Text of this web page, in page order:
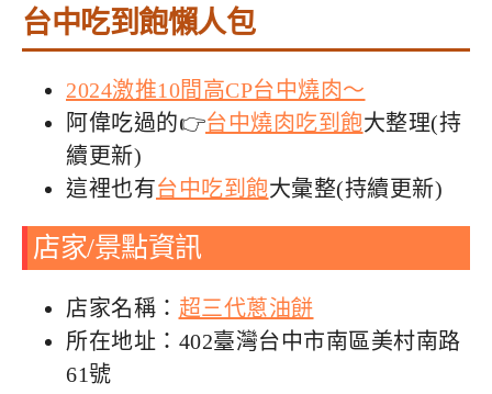
台中吃到飽懶人包
2024激推10間高CP台中燒肉～
阿偉吃過的👉台中燒肉吃到飽大整理(持
續更新)
這裡也有台中吃到飽大彙整(持續更新)
店家/景點資訊
店家名稱： 超三代蔥油餅
所在地址：402臺灣台中市南區美村南路
61號